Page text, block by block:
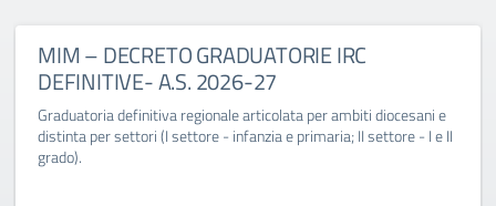
MIM – DECRETO GRADUATORIE IRC
DEFINITIVE- A.S. 2026-27
Graduatoria definitiva regionale articolata per ambiti diocesani e
distinta per settori (I settore - infanzia e primaria; II settore - I e II
grado).